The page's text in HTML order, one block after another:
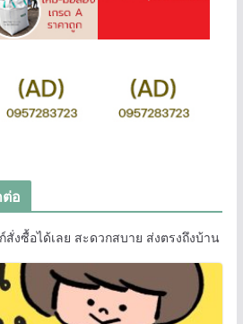
อ
งซื้อได้เลย สะดวกสบาย ส่งตรงถึงบ้าน